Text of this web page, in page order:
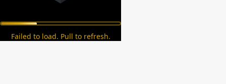
Failed to load. Pull to refresh.